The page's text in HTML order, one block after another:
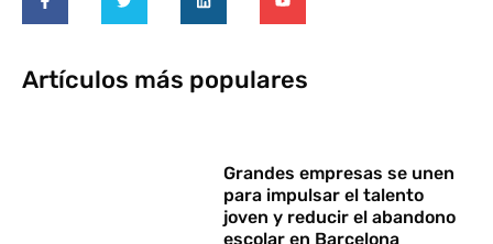
Artículos más populares
Grandes empresas se unen
para impulsar el talento
joven y reducir el abandono
escolar en Barcelona